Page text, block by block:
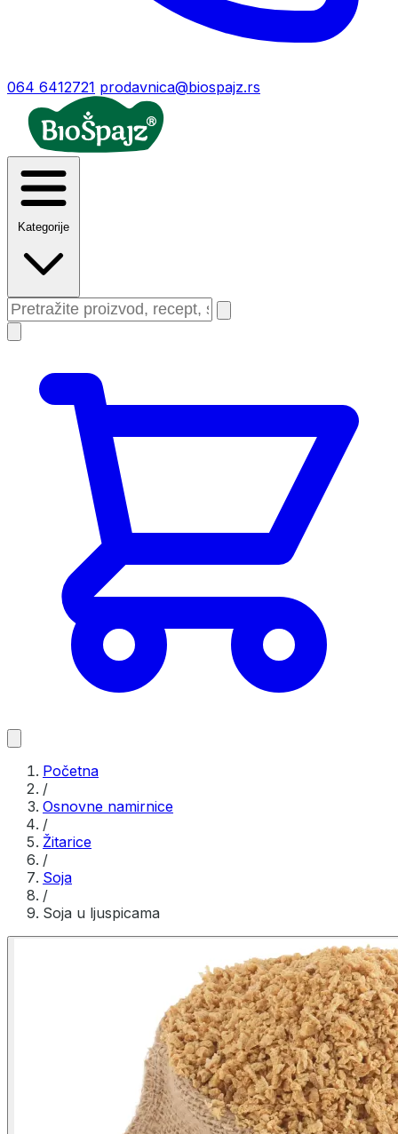
064 6412721 prodavnica@biospajz.rs
Kategorije
Početna
/
Osnovne namirnice
/
Žitarice
/
Soja
/
Soja u ljuspicama